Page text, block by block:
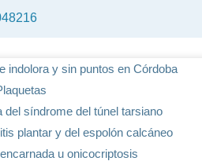
indolora y sin puntos en Córdoba
del síndrome del túnel tarsiano
plantar y del espolón calcáneo
u onicocriptosis